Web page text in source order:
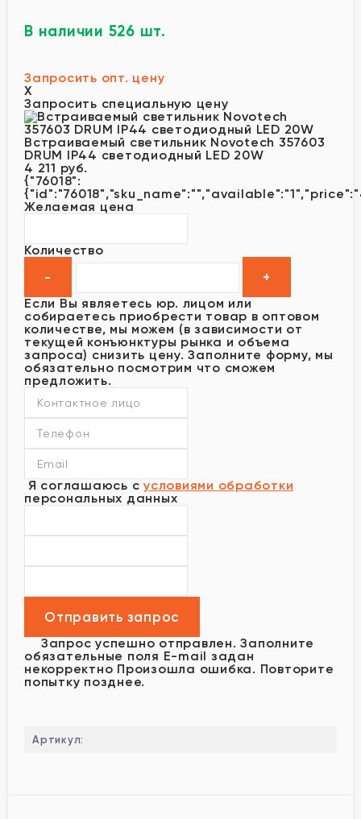
В наличии 526 шт.
Запросить опт. цену
X
Запросить специальную цену
Встраиваемый светильник Novotech 357603
DRUM IP44 светодиодный LED 20W
4 211 руб.
{"76018":
Желаемая цена
Количество
Если Вы являетесь юр. лицом или
собираетесь приобрести товар в оптовом
количестве, мы можем (в зависимости от
текущей конъюнктуры рынка и объема
запроса) снизить цену. Заполните форму, мы
обязательно посмотрим что сможем
предложить.
Я соглашаюсь с условиями обработки
персональных данных
Запрос успешно отправлен. Заполните
обязательные поля E-mail задан
некорректно Произошла ошибка. Повторите
попытку позднее.
Артикул: